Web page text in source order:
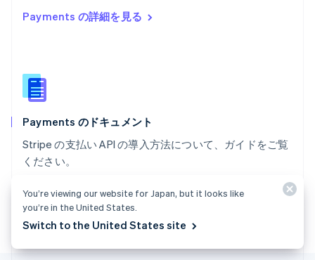
Payments の詳細を見る
Payments のドキュメント
Stripe の支払い API の導入方法について、ガイドをご覧
ください。
English
Español
ラトビア
リトアニア
リヒテンシュタイン
Deutsch
English
ルクセンブルグ
Français Deutsch English
English简体中文
You’re viewing our website for Japan, but it looks like
you’re in the United States.
Switch to the United States site